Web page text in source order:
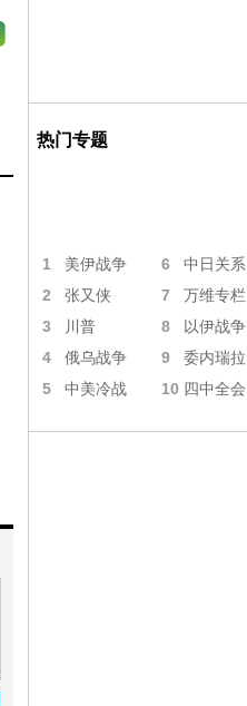
热门专题
1 美伊战争 6 中日关系
2 张又侠 7 万维专栏
3 川普 8 以伊战争
4 俄乌战争 9 委内瑞拉
5 中美冷战 10 四中全会